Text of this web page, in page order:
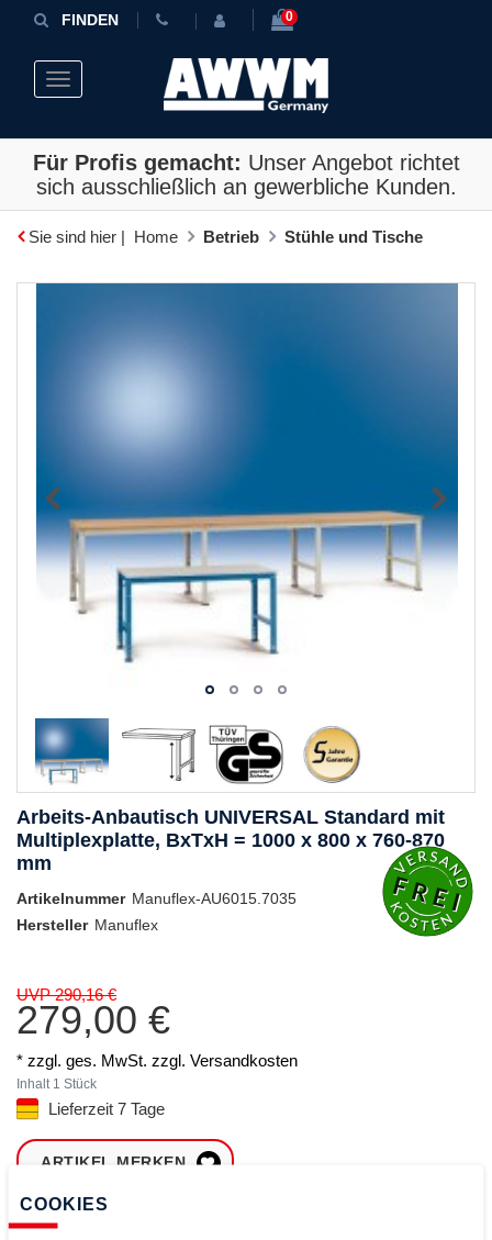
FINDEN 0
Toggle navigation
Für Profis gemacht: Unser Angebot richtet
sich ausschließlich an gewerbliche Kunden.
Sie sind hier | Home Betrieb Stühle und Tische
Arbeits-Anbautisch UNIVERSAL Standard mit
Multiplexplatte, BxTxH = 1000 x 800 x 760-870
mm
Artikelnummer Manuflex-AU6015.7035
Hersteller Manuflex
UVP 290,16 €
279,00 €
* zzgl. ges. MwSt. zzgl. Versandkosten
Inhalt 1 Stück
Lieferzeit 7 Tage
ARTIKEL MERKEN
COOKIES